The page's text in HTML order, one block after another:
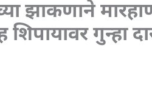
झाकणाने
गुन्हा